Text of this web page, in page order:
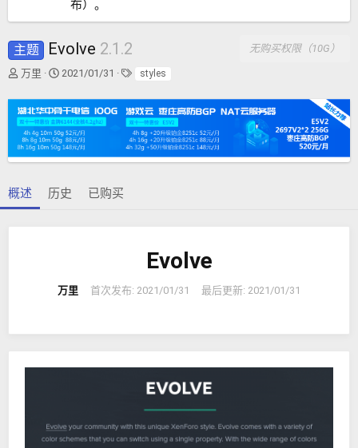
布）。
主题 Evolve 2.1.2
无购买权限（10G）
作
万里
创
日
期
2021/01/31
标styles
概述 历史 已购买
Evolve
万里 首次发布: 2021/01/31 最后更新: 2021/01/31